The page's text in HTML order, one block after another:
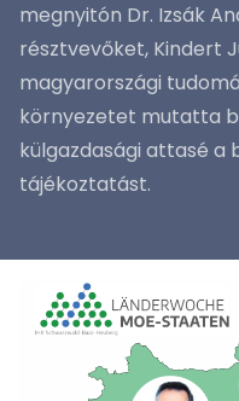
megnyitón Dr. Izsák
résztvevőket, Kindert
magyarországi
környezetet mutatta
külgazdasági attasé
tájékoztatást.